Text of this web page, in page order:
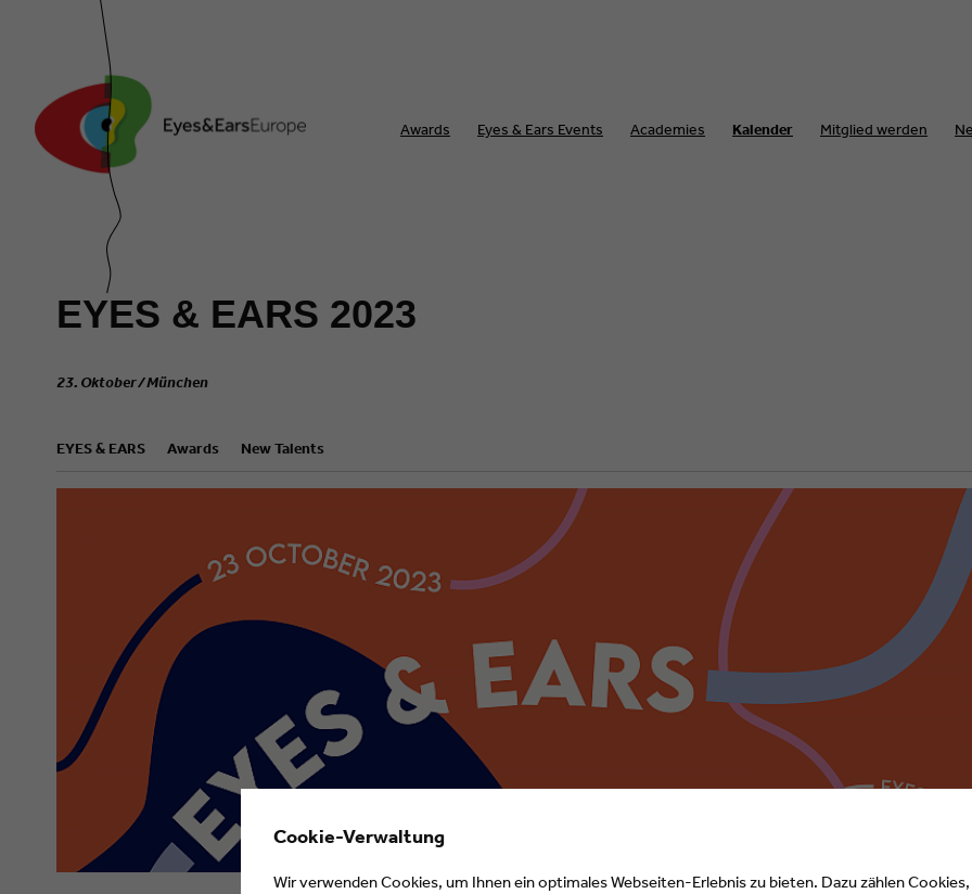
Awards Eyes & Ears Events Academies Kalender Mitglied werden
EYES & EARS 2023
23. Oktober / München
EYES & EARS Awards New Talents
Cookie-Verwaltung
Wir verwenden Cookies, um Ihnen ein optimales Webseiten-Erlebnis zu bieten. Dazu zählen